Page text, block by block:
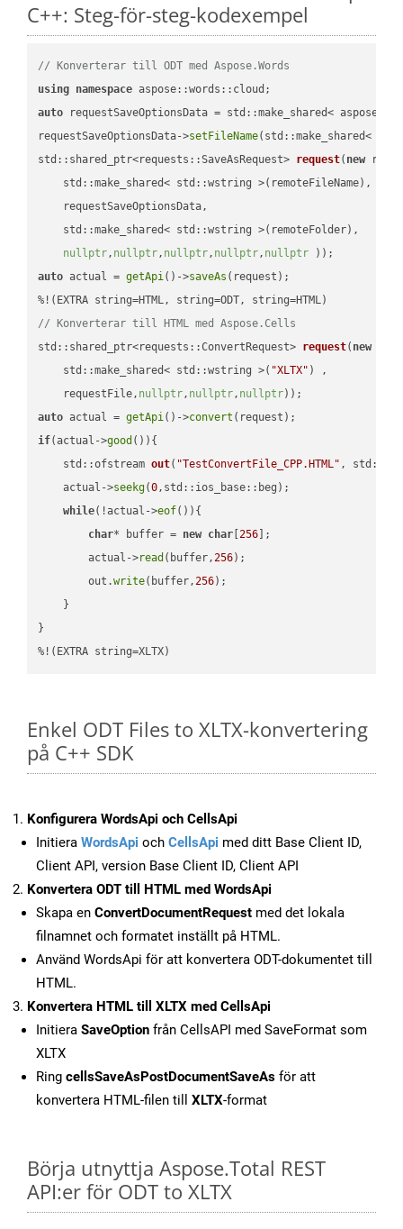
C++: Steg-för-steg-kodexempel
// Konverterar till ODT med Aspose.Words
using namespace
auto requestSaveOptionsData = std::make_shared<
requestSaveOptionsData->setFileName(std::make_shared<
std::shared_ptr<requests::SaveAsRequest> request( new
    std::make_shared< std::wstring >(remoteFileName),
    requestSaveOptionsData,
    std::make_shared< std::wstring >(remoteFolder),
nullptr, nullptr, nullptr, nullptr, nullptr ))
auto actual = getApi()->saveAs (request);
// Konverterar till HTML med Aspose.Cells
std::shared_ptr<requests::ConvertRequest> request( new
    std::make_shared< std::wstring >(
"XLTX" ) ,
    requestFile,
nullptr, nullptr, nullptr))
auto actual = getApi()->convert
if(actual->good ()){
std::ofstream out( "TestConvertFile_CPP.HTML" ,
    actual->
seekg(0,std::ios_base::beg);
while(!actual->eof()){
char* buffer = new char [256 ];
        actual->
read (buffer,256);
        out.
write(buffer,256);
    }
}
%!(EXTRA string=XLTX)
Enkel ODT Files to XLTX-konvertering
på C++ SDK
Konfigurera WordsApi och CellsApi
Initiera WordsApi och CellsApi med ditt Base Client ID,
Client API, version Base Client ID, Client API
Konvertera ODT till HTML med WordsApi
Skapa en ConvertDocumentRequest med det lokala
filnamnet och formatet inställt på HTML.
Använd WordsApi för att konvertera ODT-dokumentet till
HTML.
Konvertera HTML till XLTX med CellsApi
Initiera SaveOption från CellsAPI med SaveFormat som
XLTX
Ring cellsSaveAsPostDocumentSaveAs för att
konvertera HTML-filen till XLTX-format
Börja utnyttja Aspose.Total REST
API:er för ODT to XLTX